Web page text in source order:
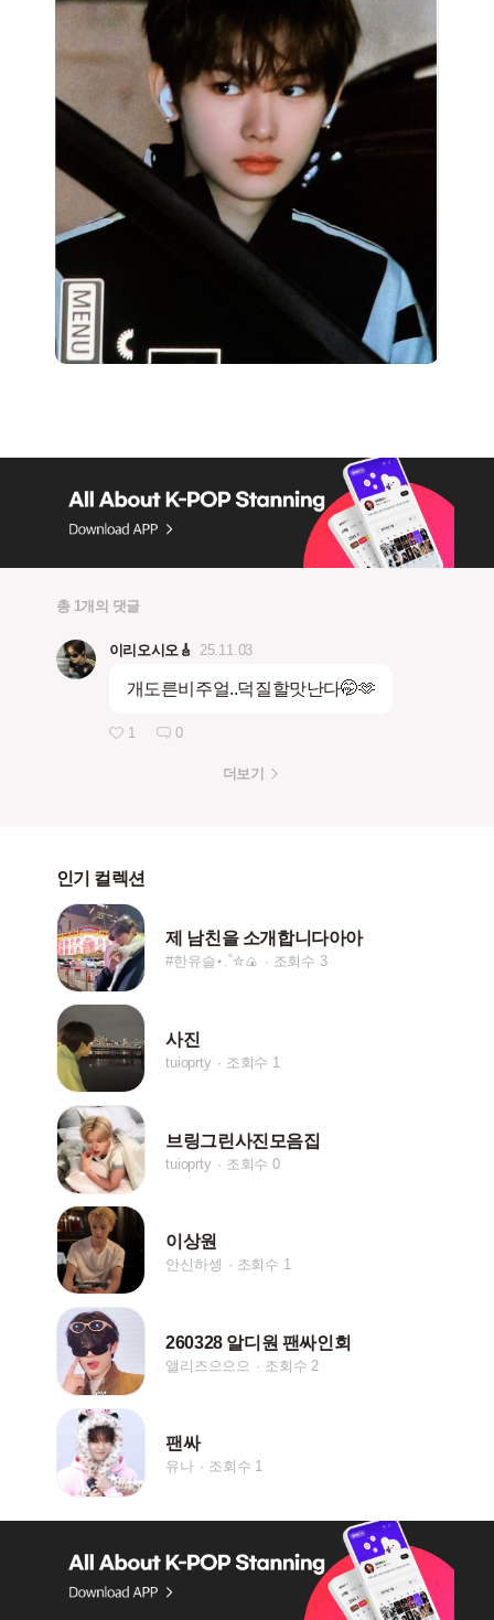
총 1개의 댓글
이리오시오🎸 25.11.03
개도른비주얼..덕질할맛난다🤭🫶
1 0
더보기
인기 컬렉션
제 남친을 소개합니다아아
#한유슬⋆.˚✮🍙 조회수 3
사진
tuioprty 조회수 1
브링그린사진모음집
tuioprty 조회수 0
이상원
안신하셍 조회수 1
260328 알디원 팬싸인회
앨리즈으으으 조회수 2
팬싸
유나 조회수 1